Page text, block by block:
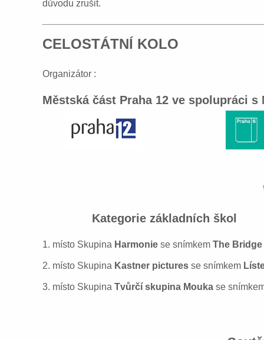
důvodu zrušit.
CELOSTÁTNÍ KOLO
Organizátor :
Městská část Praha 12 ve spolupráci s
Kategorie
1. místo Skupina Harmonie se snímkem The Bridge
2. místo Skupina Kastner pictures se snímkem
3. místo Skupina Tvůrčí skupina Mouka se